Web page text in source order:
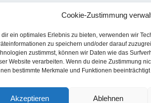
Cookie-Zustimmung
dir ein optimales Erlebnis zu bieten, verwenden wir
zu speichern und/oder darauf
zustimmst, können wir Daten wie das
Website verarbeiten. Wenn du deine Zustimmung
bestimmte Merkmale und Funktionen
Akzeptieren Ablehnen